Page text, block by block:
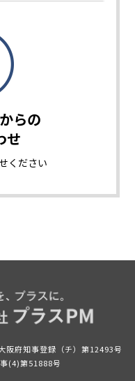
らの
せ
ください
阪府知事登録（チ）第12493号
(4)第51888号